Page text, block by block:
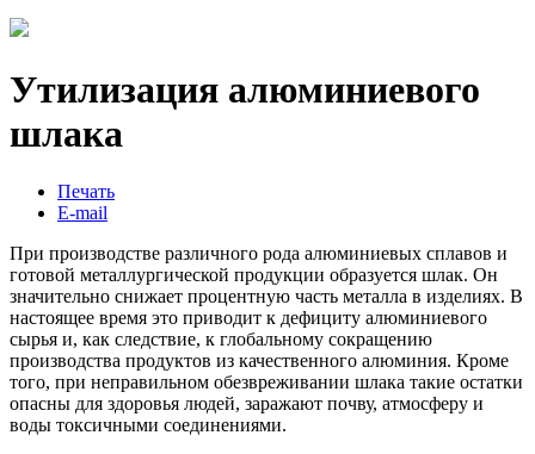
Утилизация алюминиевого
шлака
Печать
E-mail
При производстве различного рода алюминиевых сплавов и
готовой металлургической продукции образуется шлак. Он
значительно снижает процентную часть металла в изделиях. В
настоящее время это приводит к дефициту алюминиевого
сырья и, как следствие, к глобальному сокращению
производства продуктов из качественного алюминия. Кроме
того, при неправильном обезвреживании шлака такие остатки
опасны для здоровья людей, заражают почву, атмосферу и
воды токсичными соединениями.